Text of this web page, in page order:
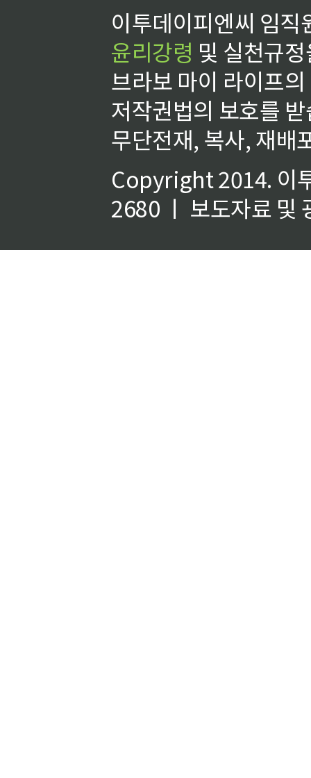
이투데이피엔씨 임
윤리강령 및 실천규
브라보 마이 라이프
저작권법의 보호를
무단전재, 복사, 재배
Copyright 2014. 이
2680 ㅣ 보도자료